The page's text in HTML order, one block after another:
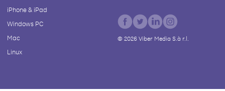
iPhone & iPad
Windows PC
Mac
Linux
© 2026Viber Media S.à r.l.